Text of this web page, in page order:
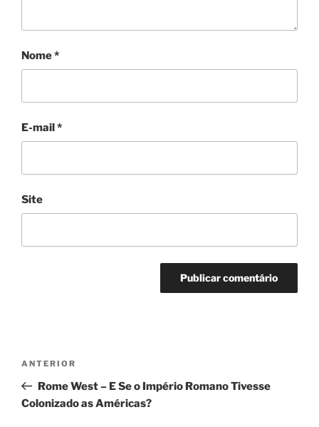
Nome*
E-mail*
Site
Post
Post
anterior
ANTERIOR
Rome West – E Se o Império Romano Tivesse
Colonizado as Américas?